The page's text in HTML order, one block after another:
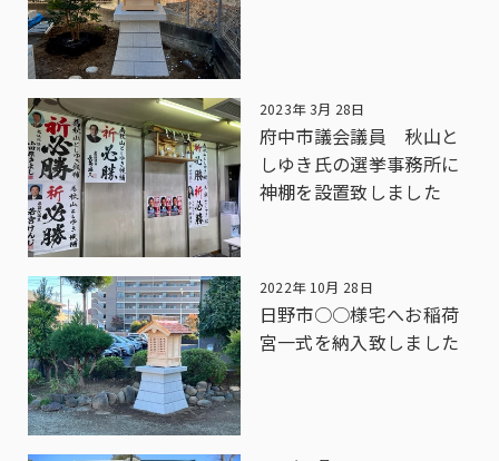
2023年 3月 28日
府中市議会議員 秋山と
しゆき氏の選挙事務所に
神棚を設置致しました
2022年 10月 28日
日野市○○様宅へお稲荷
宮一式を納入致しました